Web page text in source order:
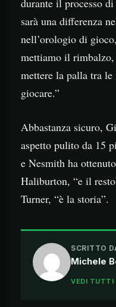
durante il processo
sarà una differenza
nell’orologio di
mettiamo il
mettere la palla tra
giocare.”
Abbastanza sicuro,
aspetto pulito da 15
e Nesmith ha
Haliburton, “e il
Turner, “è la storia”.
SCRITTO
Michele
VEDI TUTTI